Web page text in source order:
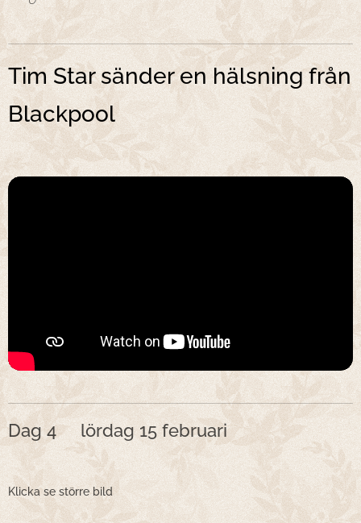
Tim Star sänder en hälsning från
Blackpool
Dag 4 lördag 15 februari
Klicka se större bild